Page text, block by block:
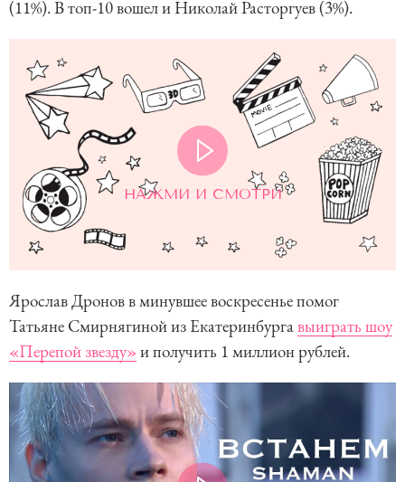
(11%). В топ-10 вошел и Николай Расторгуев (3%).
НАЖМИ И СМОТРИ
Ярослав Дронов в минувшее воскресенье помог
Татьяне Смирнягиной из Екатеринбургавыиграть шоу
«Перепой звезду» и получить 1 миллион рублей.